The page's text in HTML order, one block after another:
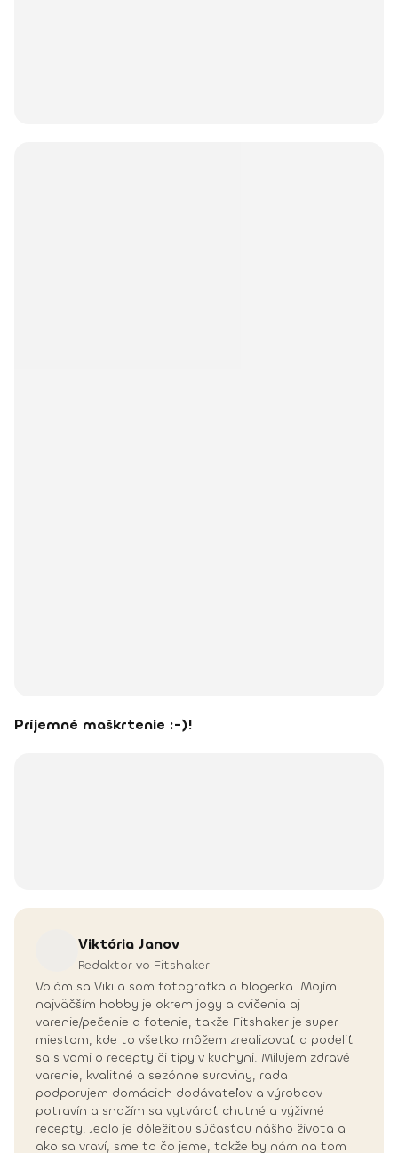
Príjemné maškrtenie :-)!
Viktória Janov
Redaktor vo Fitshaker
Volám sa Viki a som fotografka a blogerka. Mojím
najväčším hobby je okrem jogy a cvičenia aj
varenie/pečenie a fotenie, takže Fitshaker je super
miestom, kde to všetko môžem zrealizovať a podeliť
sa s vami o recepty či tipy v kuchyni. Milujem zdravé
varenie, kvalitné a sezónne suroviny, rada
podporujem domácich dodávateľov a výrobcov
potravín a snažím sa vytvárať chutné a výživné
recepty. Jedlo je dôležitou súčasťou nášho života a
ako sa vraví, sme to čo jeme, takže by nám na tom